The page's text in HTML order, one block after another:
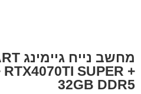
SUPER +
32GB DDR5